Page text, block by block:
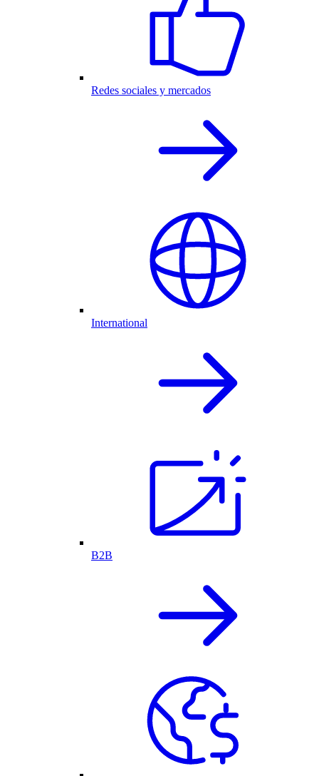
Redes sociales y mercados
International
B2B